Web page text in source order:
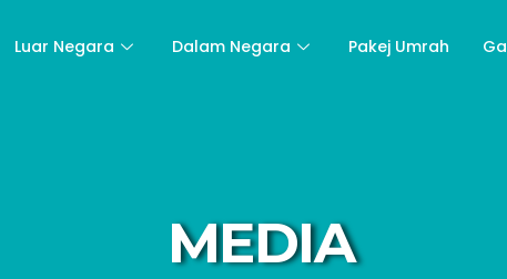
Luar Negara Dalam Negara Pakej Umrah
MEDIA